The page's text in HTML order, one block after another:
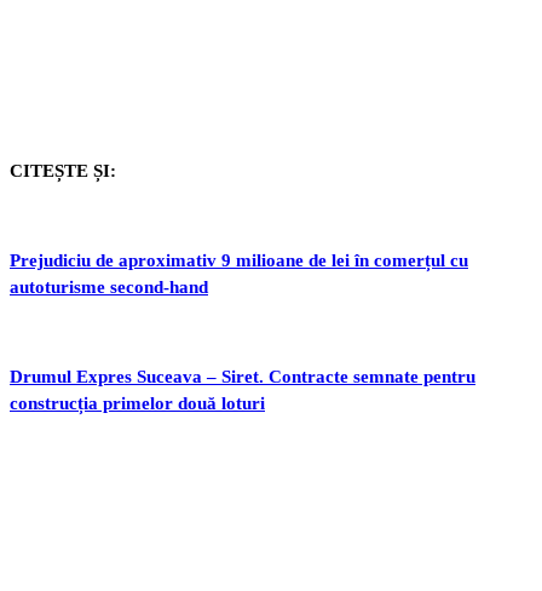
CITEȘTE ȘI:
Prejudiciu de aproximativ 9 milioane de lei în comerțul cu
autoturisme second-hand
Drumul Expres Suceava – Siret. Contracte semnate pentru
construcția primelor două loturi